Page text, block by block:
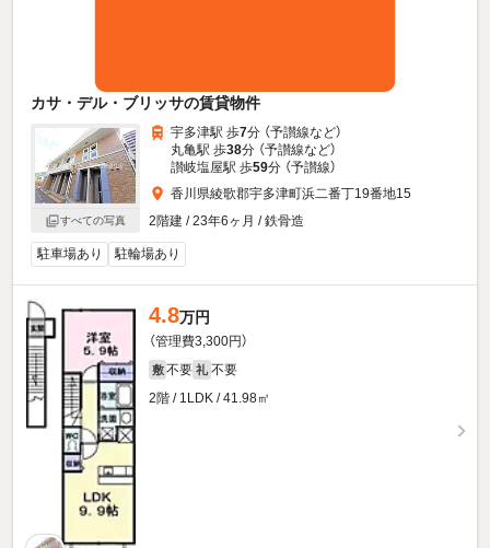
カサ・デル・ブリッサの賃貸物件
すべての写真
宇多津駅 歩7分 （予讃線など）
丸亀駅 歩38分 （予讃線など）
讃岐塩屋駅 歩59分 （予讃線）
香川県綾歌郡宇多津町浜二番丁19番地15
2階建 / 23年6ヶ月 / 鉄骨造
駐車場あり 駐輪場あり
4.8万円
（管理費3,300円）
敷 不要 礼 不要
2階 / 1LDK / 41.98㎡